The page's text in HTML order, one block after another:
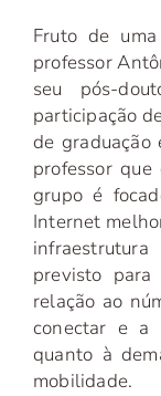
Fruto de
professor
seu pós-
participação
de
professor
grupo é
Internet
previsto
relação ao
conectar e a
quanto à
mobilidade.